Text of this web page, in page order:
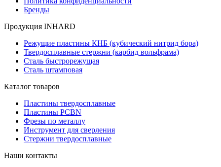
Бренды
Продукция INHARD
Режущие пластины КНБ (кубический нитрид бора)
Твердосплавные стержни (карбид вольфрама)
Сталь быстрорежущая
Сталь штамповая
Каталог товаров
Пластины твердосплавные
Пластины PCBN
Фрезы по металлу
Инструмент для сверления
Стержни твердосплавные
Наши контакты